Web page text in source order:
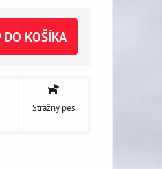
DO KOŠÍKA
Strážny pes